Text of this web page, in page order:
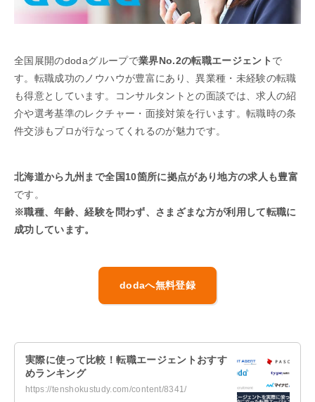
全国展開のdodaグループで業界No.2の転職エージェント で
す。転職成功のノウハウが豊富にあり、異業種・未経験の転職
も得意としています。コンサルタントとの面談では、求人の紹
介や選考基準のレクチャー・面接対策を行います。転職時の条
件交渉もプロが行なってくれるのが魅力です。
北海道から九州まで全国10箇所に拠点があり地方の求人も豊富
です。
※職種、年齢、経験を問わず、さまざまな方が利用して転職に
成功しています。
dodaへ無料登録
実際に使って比較！転職エージェントおすす
めランキング
https://tenshokustudy.com/content/8341/